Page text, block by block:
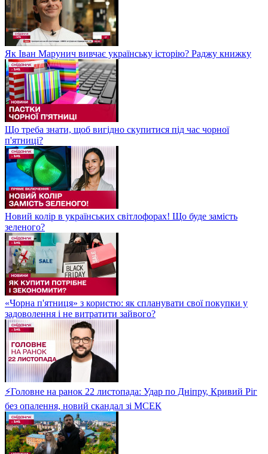
Як Іван Марунич вивчає українську історію? Раджу книжку
Що треба знати, щоб вигідно скупитися під час чорної
п'ятниці?
Новий колір в українських світлофорах! Що буде замість
зеленого?
«Чорна п'ятниця» з користю: як спланувати свої покупки у
задоволення і не витратити зайвого?
⚡Головне на ранок 22 листопада: Удар по Дніпру, Кривий Ріг
без опалення, новий скандал зі МСЕК